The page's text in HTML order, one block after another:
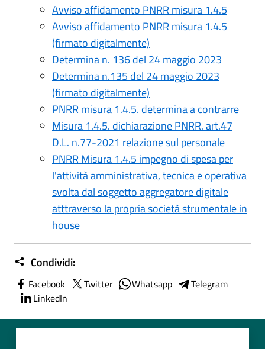
Avviso affidamento PNRR misura 1.4.5
Avviso affidamento PNRR misura 1.4.5
(firmato digitalmente)
Determina n. 136 del 24 maggio 2023
Determina n.135 del 24 maggio 2023
(firmato digitalmente)
PNRR misura 1.4.5. determina a contrarre
Misura 1.4.5. dichiarazione PNRR. art.47
D.L. n.77-2021 relazione sul personale
PNRR Misura 1.4.5 impegno di spesa per
l'attività amministrativa, tecnica e operativa
svolta dal soggetto aggregatore digitale
atttraverso la propria società strumentale in
house
Condividi:
Facebook Twitter Whatsapp
Telegram
LinkedIn